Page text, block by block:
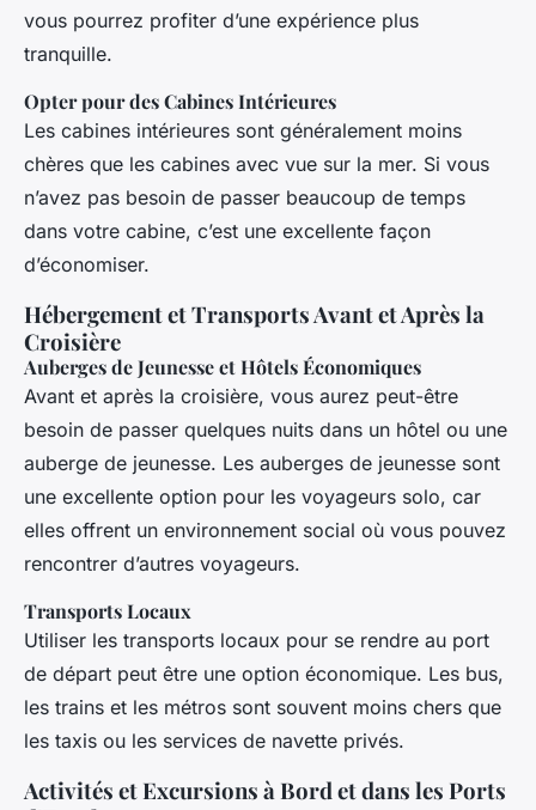
vous pourrez profiter d’une expérience plus
tranquille.
Opter pour des Cabines Intérieures
Les cabines intérieures sont généralement moins
chères que les cabines avec vue sur la mer. Si vous
n’avez pas besoin de passer beaucoup de temps
dans votre cabine, c’est une excellente façon
d’économiser.
Hébergement et Transports Avant et Après la
Croisière
Auberges de Jeunesse et Hôtels Économiques
Avant et après la croisière, vous aurez peut-être
besoin de passer quelques nuits dans un hôtel ou une
auberge de jeunesse. Les auberges de jeunesse sont
une excellente option pour les voyageurs solo, car
elles offrent un environnement social où vous pouvez
rencontrer d’autres voyageurs.
Transports Locaux
Utiliser les transports locaux pour se rendre au port
de départ peut être une option économique. Les bus,
les trains et les métros sont souvent moins chers que
les taxis ou les services de navette privés.
Activités et Excursions à Bord et dans les Ports